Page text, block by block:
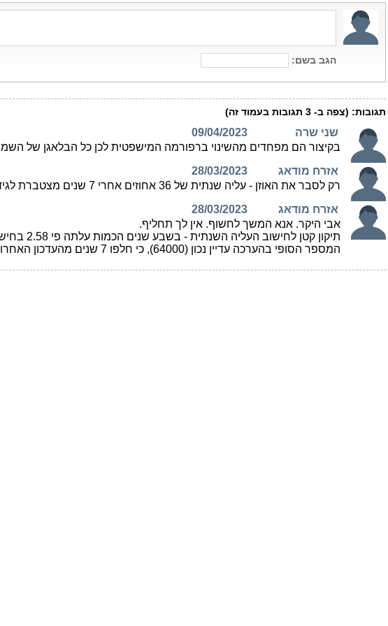
הגב בשם:
תגובות: (צפה ב- 3 תגובות בעמוד זה)
שני שרה
09/04/2023
בקיצור הם מפחדים מהשינוי ברפורמה המישפטית לכן כל הבלאגן של
אזרח מודאג
28/03/2023
רק לסבר את האוזן - עליה שנתית של 36 אחוזים אחרי 7 שנים מצטברת לגידול של 1.36^7 שהוא פי 8.6 ולא 2.6...
אזרח מודאג
28/03/2023
אבי היקר. אנא המשך לחשוף. אין לך תחליף.
תיקון קטן לחישוב העליה השנתית - בשבע שנים הכמות עלתה פי 2.58 בחישוב שנתי צריך לעשות שורש שביעי ולא חלוקה בשבע. המספר הנכון הוא גידול שנתי של 14.5%.
המספר הסופי בהערכה עדיין נכון (64000), כי חלפו 7 שנים מהעדכון האחרון.